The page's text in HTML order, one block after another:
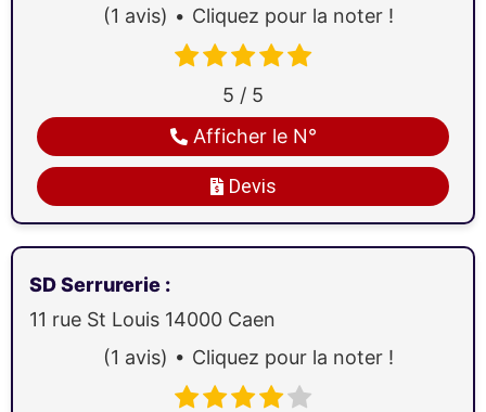
Devis
Afficher le N°
5 / 5
(1 avis) Cliquez pour la noter !
SD Serrurerie :
11 rue St Louis 14000 Caen
(1 avis) Cliquez pour la noter !